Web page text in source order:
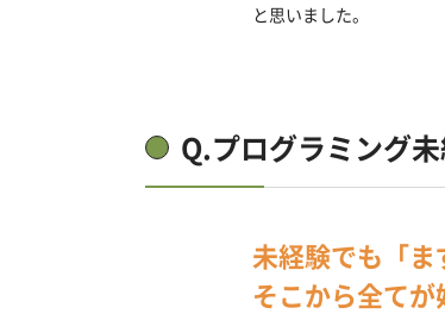
と思いました。
Q.プログラミング
未経験でも「ま
そこから全てが